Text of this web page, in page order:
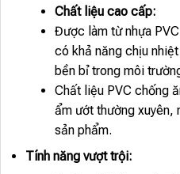
Chất liệu cao cấp:
Được làm từ nhựa
có khả năng chịu
bền bỉ trong môi
Chất liệu PVC chống
ẩm ướt thường xuyên,
sản phẩm.
Tính năng vượt trội: